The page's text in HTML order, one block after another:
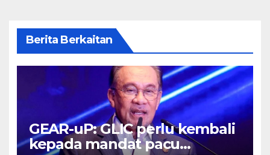
Berita Berkaitan
GEAR-uP: GLIC perlu kembali
kepada mandat pacu